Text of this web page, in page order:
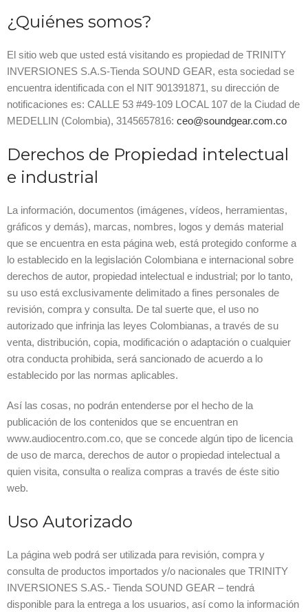
¿Quiénes somos?
El sitio web que usted está visitando es propiedad de TRINITY
INVERSIONES S.A.S-Tienda SOUND GEAR, esta sociedad se
encuentra identificada con el NIT 901391871, su dirección de
notificaciones es: CALLE 53 #49-109 LOCAL 107 de la Ciudad de
MEDELLIN (Colombia), 3145657816: ceo@soundgear.com.co
Derechos de Propiedad intelectual
e industrial
La información, documentos (imágenes, vídeos, herramientas,
gráficos y demás), marcas, nombres, logos y demás material
que se encuentra en esta página web, está protegido conforme a
lo establecido en la legislación Colombiana e internacional sobre
derechos de autor, propiedad intelectual e industrial; por lo tanto,
su uso está exclusivamente delimitado a fines personales de
revisión, compra y consulta. De tal suerte que, el uso no
autorizado que infrinja las leyes Colombianas, a través de su
venta, distribución, copia, modificación o adaptación o cualquier
otra conducta prohibida, será sancionado de acuerdo a lo
establecido por las normas aplicables.
Así las cosas, no podrán entenderse por el hecho de la
publicación de los contenidos que se encuentran en
www.audiocentro.com.co, que se concede algún tipo de licencia
de uso de marca, derechos de autor o propiedad intelectual a
quien visita, consulta o realiza compras a través de éste sitio
web.
Uso Autorizado
La página web podrá ser utilizada para revisión, compra y
consulta de productos importados y/o nacionales que TRINITY
INVERSIONES S.AS.- Tienda SOUND GEAR – tendrá
disponible para la entrega a los usuarios, así como la información